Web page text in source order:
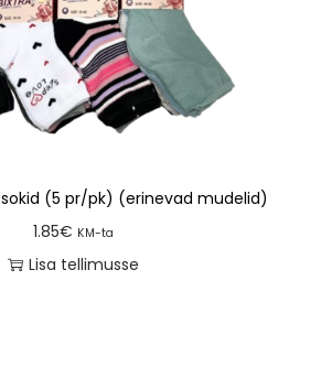
(5 pr/pk) (erinevad mudelid)
1.85€ KM-ta
Lisa tellimusse